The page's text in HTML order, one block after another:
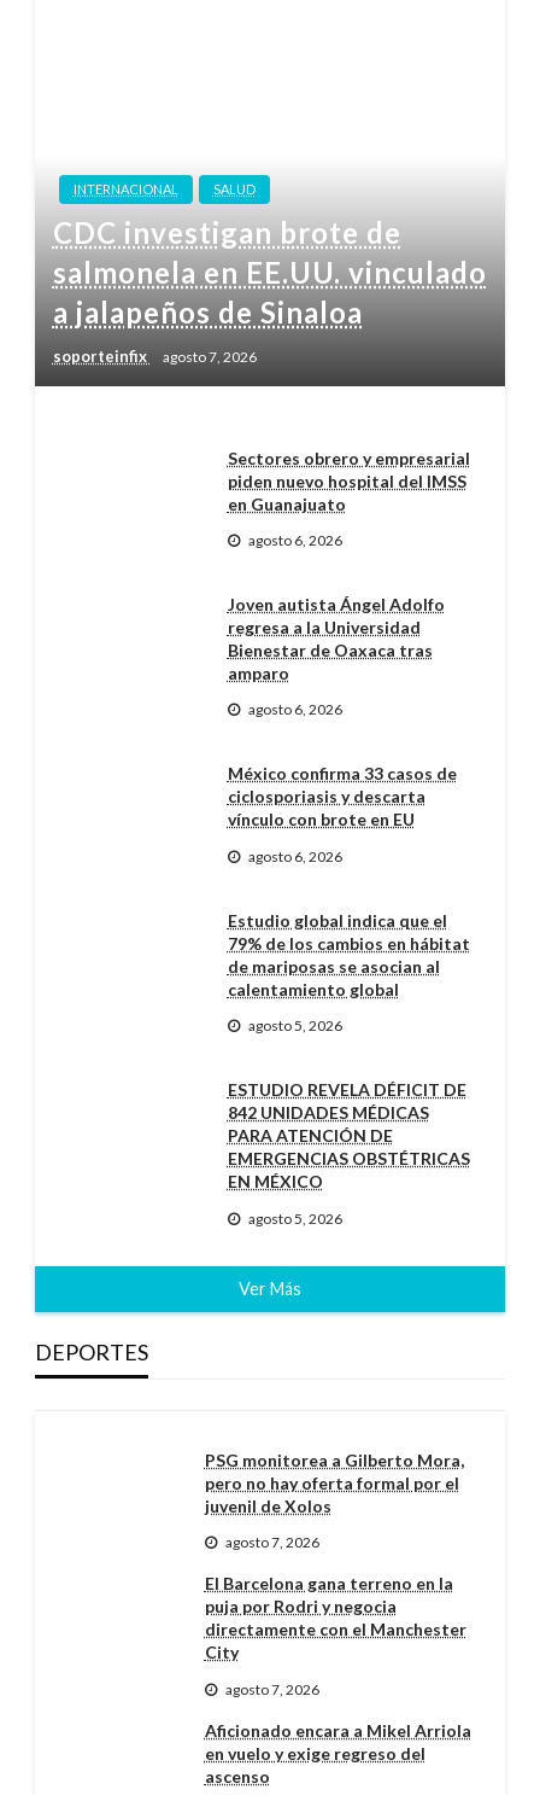
INTERNACIONAL SALUD
CDC investigan brote de
salmonela en EE.UU. vinculado
a jalapeños de Sinaloa
soporteinfix agosto 7, 2026
Sectores obrero y empresarial
piden nuevo hospital del IMSS
en Guanajuato
agosto 6, 2026
Joven autista Ángel Adolfo
regresa a la Universidad
Bienestar de Oaxaca tras
amparo
agosto 6, 2026
México confirma 33 casos de
ciclosporiasis y descarta
vínculo con brote en EU
agosto 6, 2026
Estudio global indica que el
79% de los cambios en hábitat
de mariposas se asocian al
calentamiento global
agosto 5, 2026
ESTUDIO REVELA DÉFICIT DE
842 UNIDADES MÉDICAS
PARA ATENCIÓN DE
EMERGENCIAS OBSTÉTRICAS
EN MÉXICO
agosto 5, 2026
Ver Más
DEPORTES
PSG monitorea a Gilberto Mora,
pero no hay oferta formal por el
juvenil de Xolos
agosto 7, 2026
El Barcelona gana terreno en la
puja por Rodri y negocia
directamente con el Manchester
City
agosto 7, 2026
Aficionado encara a Mikel Arriola
en vuelo y exige regreso del
ascenso